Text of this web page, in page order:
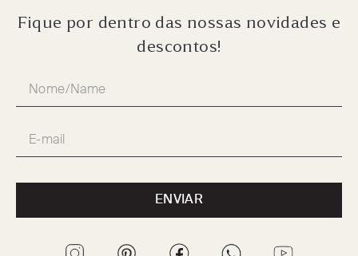
Fique por dentro das nossas novidades e
descontos!
ENVIAR